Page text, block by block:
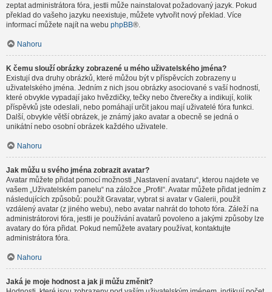
zeptat administrátora fóra, jestli může nainstalovat požadovaný jazyk. Pokud
překlad do vašeho jazyku neexistuje, můžete vytvořit nový překlad. Více
informací můžete najít na webu phpBB®.
Nahoru
K čemu slouží obrázky zobrazené u mého uživatelského jména?
Existují dva druhy obrázků, které můžou být v příspěvcích zobrazeny u
uživatelského jména. Jedním z nich jsou obrázky asociované s vaší hodností,
které obvykle vypadají jako hvězdičky, tečky nebo čtverečky a indikují, kolik
příspěvků jste odeslali, nebo pomáhají určit jakou mají uživatelé fóra funkci.
Další, obvykle větší obrázek, je známý jako avatar a obecně se jedná o
unikátní nebo osobní obrázek každého uživatele.
Nahoru
Jak můžu u svého jména zobrazit avatar?
Avatar můžete přidat pomocí možnosti „Nastavení avataru“, kterou najdete ve
vašem „Uživatelském panelu“ na záložce „Profil“. Avatar můžete přidat jedním z
následujících způsobů: použít Gravatar, vybrat si avatar v Galerii, použít
vzdálený avatar (z jiného webu), nebo avatar nahrát do tohoto fóra. Záleží na
administrátorovi fóra, jestli je používání avatarů povoleno a jakými způsoby lze
avatary do fóra přidat. Pokud nemůžete avatary používat, kontaktujte
administrátora fóra.
Nahoru
Jaká je moje hodnost a jak ji můžu změnit?